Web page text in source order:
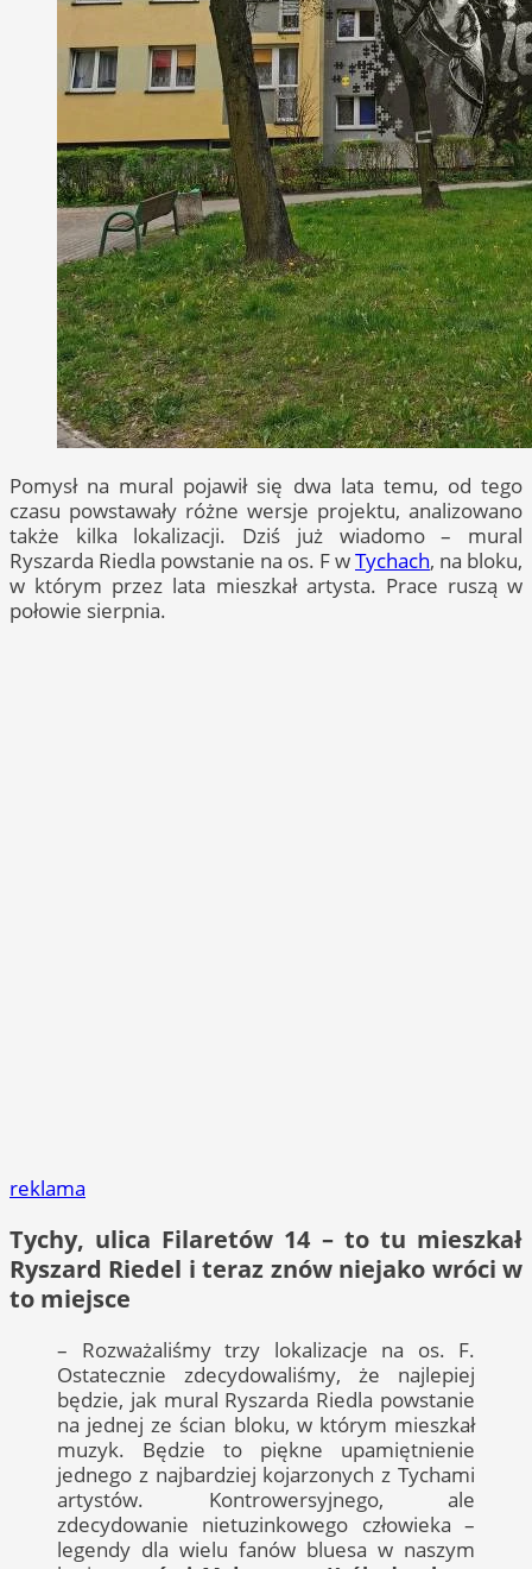
Pomysł na mural pojawił się dwa lata temu, od tego
czasu powstawały różne wersje projektu, analizowano
także kilka lokalizacji. Dziś już wiadomo – mural
Ryszarda Riedla powstanie na os. F wTychach, na bloku,
w którym przez lata mieszkał artysta. Prace ruszą w
połowie sierpnia.
reklama
Tychy, ulica Filaretów 14 – to tu mieszkał
Ryszard Riedel i teraz znów niejako wróci w
to miejsce
– Rozważaliśmy trzy lokalizacje na os. F.
Ostatecznie zdecydowaliśmy, że najlepiej
będzie, jak mural Ryszarda Riedla powstanie
na jednej ze ścian bloku, w którym mieszkał
muzyk. Będzie to piękne upamiętnienie
jednego z najbardziej kojarzonych z Tychami
artystów. Kontrowersyjnego, ale
zdecydowanie nietuzinkowego człowieka –
legendy dla wielu fanów bluesa w naszym